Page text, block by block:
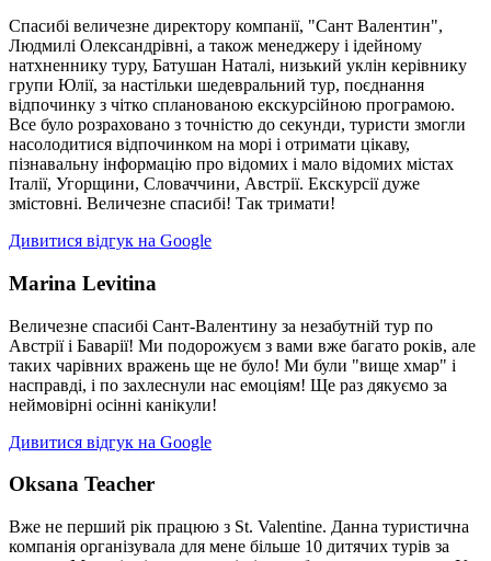
Спасибі величезне директору компанії, "Сант Валентин",
Людмилі Олександрівні, а також менеджеру і ідейному
натхненнику туру, Батушан Наталі, низький уклін керівнику
групи Юлії, за настільки шедевральний тур, поєднання
відпочинку з чітко спланованою екскурсійною програмою.
Все було розраховано з точністю до секунди, туристи змогли
насолодитися відпочинком на морі і отримати цікаву,
пізнавальну інформацію про відомих і мало відомих містах
Італії, Угорщини, Словаччини, Австрії. Екскурсії дуже
змістовні. Величезне спасибі! Так тримати!
Дивитися відгук на Google
Marina Levitina
Величезне спасибі Сант-Валентину за незабутній тур по
Австрії і Баварії! Ми подорожуєм з вами вже багато років, але
таких чарівних вражень ще не було! Ми були "вище хмар" і
насправді, і по захлеснули нас емоціям! Ще раз дякуємо за
неймовірні осінні канікули!
Дивитися відгук на Google
Oksana Teacher
Вже не перший рік працюю з St. Valentine. Данна туристична
компанія організувала для мене більше 10 дитячих турів за